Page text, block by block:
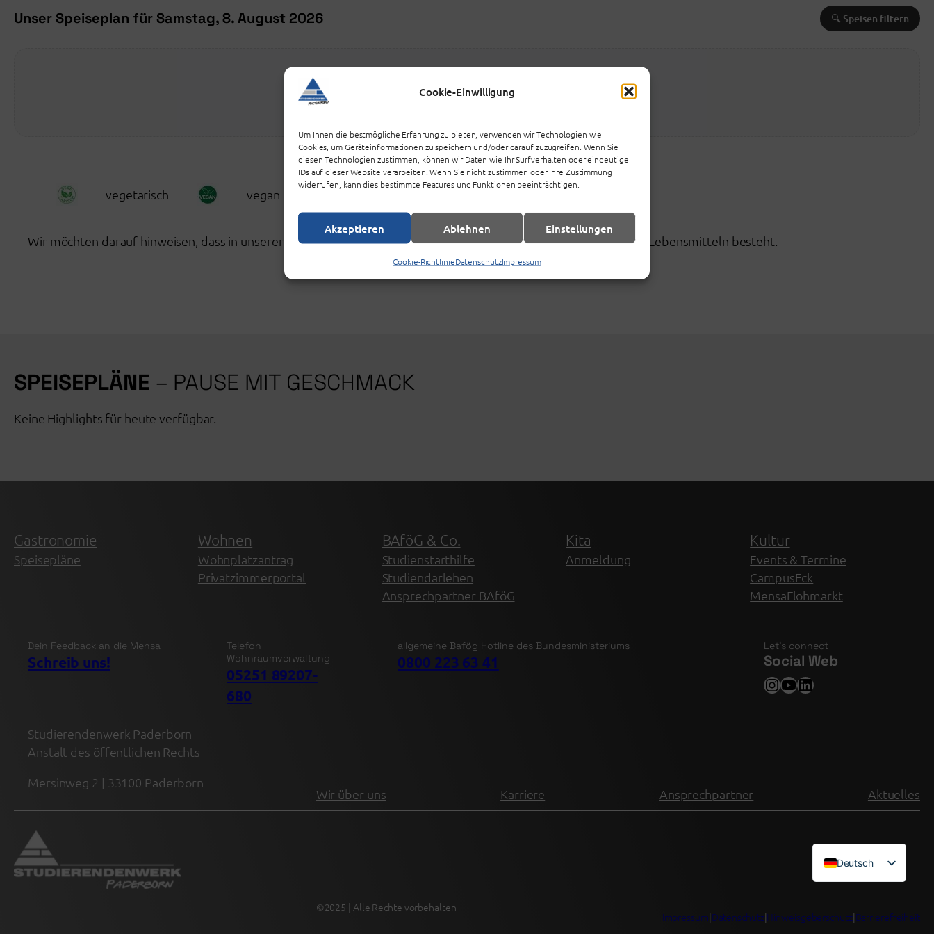
Cookie-Einwilligung
Um Ihnen die bestmögliche Erfahrung zu bieten, verwenden wir Technologien wie
Cookies, um Geräteinformationen zu speichern und/oder darauf zuzugreifen. Wenn Sie
diesen Technologien zustimmen, können wir Daten wie Ihr Surfverhalten oder eindeutige
IDs auf dieser Website verarbeiten. Wenn Sie nicht zustimmen oder Ihre Zustimmung
widerrufen, kann dies bestimmte Features und Funktionen beeinträchtigen.
Akzeptieren Ablehnen Einstellungen
Cookie-RichtlinieDatenschutzImpressum
Unser Speiseplan für Samstag, 8. August 2026 🔍 Speisen filtern
Diese gastronomische Einrichtung ist an diesem Tag geschlossen.
vegetarisch vegan
Wir möchten darauf hinweisen, dass in unserer Küche die Möglichkeit der Kreuzkontamination mit glutenhaltigen Lebensmitteln besteht.
SPEISEPLÄNE – PAUSE MIT GESCHMACK
Keine Highlights für heute verfügbar.
Gastronomie
Speisepläne
Wohnen
Wohnplatzantrag
Privatzimmerportal
BAföG & Co.
Studienstarthilfe
Studiendarlehen
Ansprechpartner BAföG
Kita
Anmeldung
Kultur
Events & Termine
CampusEck
MensaFlohmarkt
Dein Feedback an die Mensa
Schreib uns!
Telefon
Wohnraumverwaltung
05251 89207-
680
allgemeine Bafög Hotline des Bundesministeriums
0800 223 63 41
Let’s connect
Social Web
Instagram
YouTube
LinkedIn
Studierendenwerk Paderborn
Anstalt des öffentlichen Rechts
Mersinweg 2 | 33100 Paderborn
Wir über uns Karriere Ansprechpartner Aktuelles
Deutsch
English (UK)
©2025 | Alle Rechte vorbehalten
Impressum|Datenschutz|Hinweisgeberschutz|Barrierefreiheit